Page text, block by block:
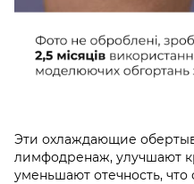
Эти охлаждающие
лимфодренаж, улучшают
уменьшают отечность, что